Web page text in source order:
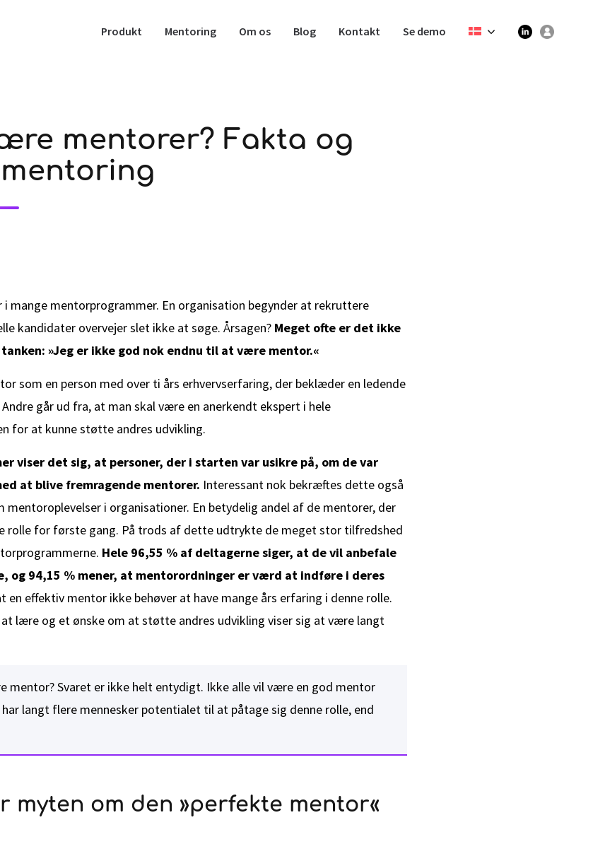
Produkt Mentoring Om os Blog Kontakt Se demo
mentorer? Fakta og
i mange mentorprogrammer. En organisation begynder at rekruttere
kandidater overvejer slet ikke at søge. Årsagen? Meget ofte er det ikke
»Jeg er ikke god nok endnu til at være mentor.«
som en person med over ti års erhvervserfaring, der beklæder en ledende
går ud fra, at man skal være en anerkendt ekspert i hele
for at kunne støtte andres udvikling.
viser det sig, at personer, der i starten var usikre på, om de var
at blive fremragende mentorer. Interessant nok bekræftes dette også
i organisationer. En betydelig andel af de mentorer, der
rolle for første gang. På trods af dette udtrykte de meget stor tilfredshed
Hele 96,55 % af deltagerne siger, at de vil anbefale
og 94,15 % mener, at mentorordninger er værd at indføre i deres
en effektiv mentor ikke behøver at have mange års erfaring i denne rolle.
lære og et ønske om at støtte andres udvikling viser sig at være langt
mentor? Svaret er ikke helt entydigt. Ikke alle vil være en god mentor
langt flere mennesker potentialet til at påtage sig denne rolle, end
myten om den »perfekte mentor«